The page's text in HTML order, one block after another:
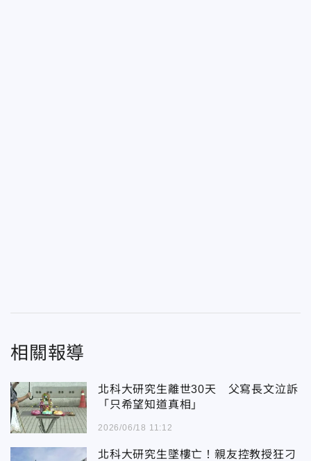
相關報導
北科大研究生離世30天 父寫長文泣訴
「只希望知道真相」
2026/06/18 11:12
北科大研究生墜樓亡！親友控教授狂刁